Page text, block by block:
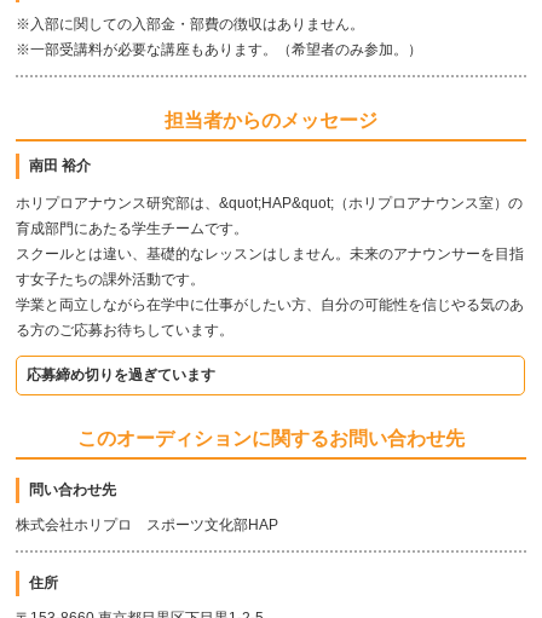
※入部に関しての入部金・部費の徴収はありません。
※一部受講料が必要な講座もあります。（希望者のみ参加。）
担当者からのメッセージ
南田 裕介
ホリプロアナウンス研究部は、&quot;HAP&quot;（ホリプロアナウンス室）の
育成部門にあたる学生チームです。
スクールとは違い、基礎的なレッスンはしません。未来のアナウンサーを目指
す女子たちの課外活動です。
学業と両立しながら在学中に仕事がしたい方、自分の可能性を信じやる気のあ
る方のご応募お待ちしています。
応募締め切りを過ぎています
このオーディションに関するお問い合わせ先
問い合わせ先
株式会社ホリプロ スポーツ文化部HAP
住所